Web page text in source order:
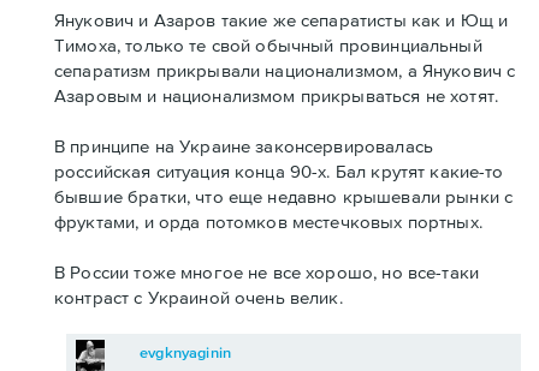
Янукович и Азаров такие же сепаратисты как и Ющ и
Тимоха, только те свой обычный провинциальный
сепаратизм прикрывали национализмом, а Янукович с
Азаровым и национализмом прикрываться не хотят.
В принципе на Украине законсервировалась
российская ситуация конца 90-х. Бал крутят какие-то
бывшие братки, что еще недавно крышевали рынки с
фруктами, и орда потомков местечковых портных.
В России тоже многое не все хорошо, но все-таки
контраст с Украиной очень велик.
evgknyaginin